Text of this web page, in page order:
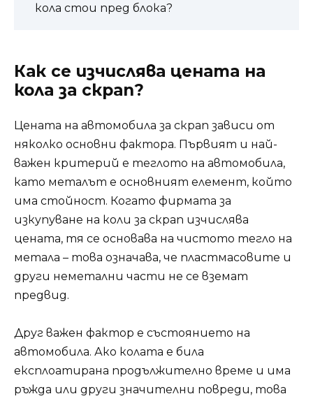
кола стои пред блока?
Как се изчислява цената на
кола за скрап?
Цената на автомобила за скрап зависи от
няколко основни фактора. Първият и най-
важен критерий е теглото на автомобила,
като металът е основният елемент, който
има стойност. Когато фирмата за
изкупуване на коли за скрап изчислява
цената, тя се основава на чистото тегло на
метала – това означава, че пластмасовите и
други неметални части не се вземат
предвид.
Друг важен фактор е състоянието на
автомобила. Ако колата е била
експлоатирана продължително време и има
ръжда или други значителни повреди, това